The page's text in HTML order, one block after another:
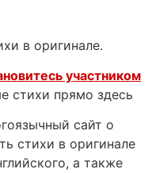
в оригинале.
участником
стихи прямо здесь
сайт о
стихи в оригинале
а также